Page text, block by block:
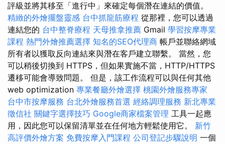
評級並將其移至「進行中」來確定每個潛在連結的價值。
精緻的外燴擺盤靈感 台中抓龍筋療程 從那裡，您可以透過
連結您的 台中整脊療程 天母推拿推薦 Gmail 學習按摩專業
課程 熱門外燴推薦選擇 知名的SEO代理商 帳戶並聯絡網域
所有者以獲取反向連結來與潛在客戶建立聯繫。 當然，您
可以稍後切換到 HTTPS，但如果實施不當，HTTP/HTTPS
遷移可能會導致問題。 但是，該工作流程可以與任何其他
web optimization 專業餐廳外燴選擇 桃園外燴服務專家
台中市按摩服務 台北外燴服務首選 經絡調理服務 新北專業
徵信社 關鍵字選擇技巧 Google商家檔案管理 工具一起應
用，因此您可以保留清單並在任何地方輕鬆使用它。 新竹
高評價外燴方案 免費按摩入門課程 公司登記步驟說明 一個